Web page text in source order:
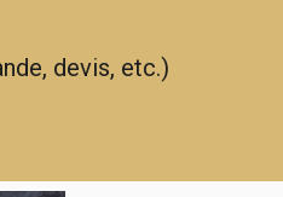
devis, etc.)